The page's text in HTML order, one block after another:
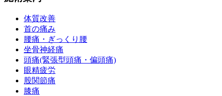
体質改善
首の痛み
腰痛・ぎっくり腰
坐骨神経痛
頭痛(緊張型頭痛・偏頭痛)
眼精疲労
股関節痛
膝痛